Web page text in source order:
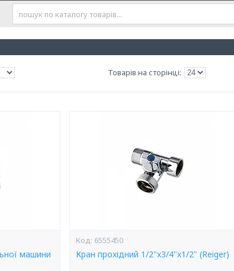
машини
6555450
Кран прохідний 1/2"x3/4"x1/2" (Reiger)